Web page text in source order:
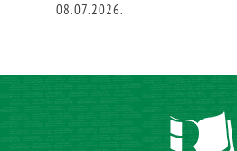
08.07.2026.